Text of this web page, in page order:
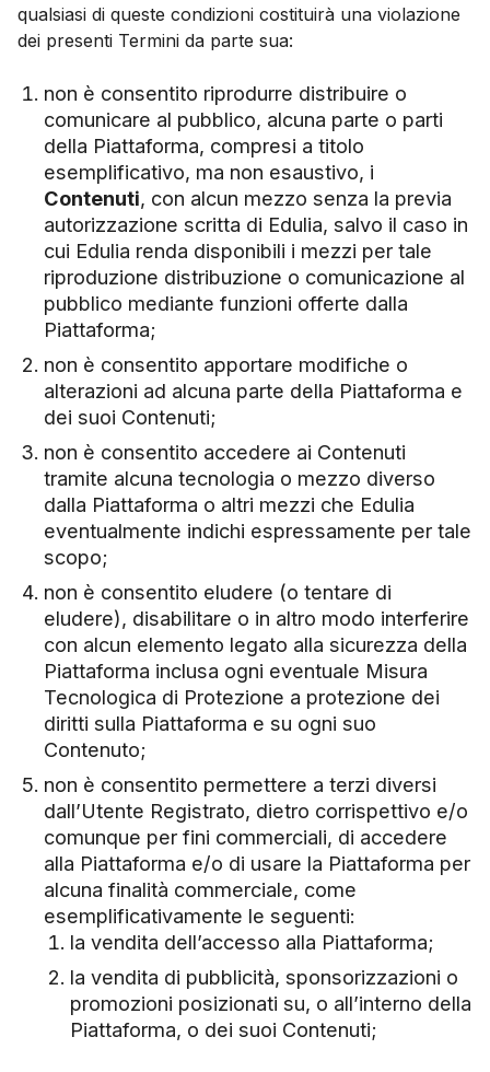
qualsiasi di queste condizioni costituirà una violazione
dei presenti Termini da parte sua:
non è consentito riprodurre distribuire o
comunicare al pubblico, alcuna parte o parti
della Piattaforma, compresi a titolo
esemplificativo, ma non esaustivo, i
Contenuti, con alcun mezzo senza la previa
autorizzazione scritta di Edulia, salvo il caso in
cui Edulia renda disponibili i mezzi per tale
riproduzione distribuzione o comunicazione al
pubblico mediante funzioni offerte dalla
Piattaforma;
non è consentito apportare modifiche o
alterazioni ad alcuna parte della Piattaforma e
dei suoi Contenuti;
non è consentito accedere ai Contenuti
tramite alcuna tecnologia o mezzo diverso
dalla Piattaforma o altri mezzi che Edulia
eventualmente indichi espressamente per tale
scopo;
non è consentito eludere (o tentare di
eludere), disabilitare o in altro modo interferire
con alcun elemento legato alla sicurezza della
Piattaforma inclusa ogni eventuale Misura
Tecnologica di Protezione a protezione dei
diritti sulla Piattaforma e su ogni suo
Contenuto;
non è consentito permettere a terzi diversi
dall’Utente Registrato, dietro corrispettivo e/o
comunque per fini commerciali, di accedere
alla Piattaforma e/o di usare la Piattaforma per
alcuna finalità commerciale, come
esemplificativamente le seguenti:
la vendita dell’accesso alla Piattaforma;
la vendita di pubblicità, sponsorizzazioni o
promozioni posizionati su, o all’interno della
Piattaforma, o dei suoi Contenuti;